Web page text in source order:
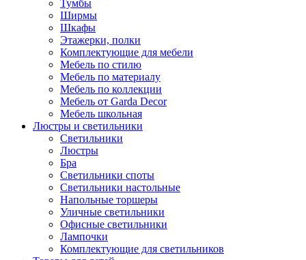
Тумбы
Ширмы
Шкафы
Этажерки, полки
Комплектующие для мебели
Мебель по стилю
Мебель по материалу
Мебель по коллекции
Мебель от Garda Decor
Мебель школьная
Люстры и светильники
Светильники
Люстры
Бра
Светильники споты
Светильники настольные
Напольные торшеры
Уличные светильники
Офисные светильники
Лампочки
Комплектующие для светильников